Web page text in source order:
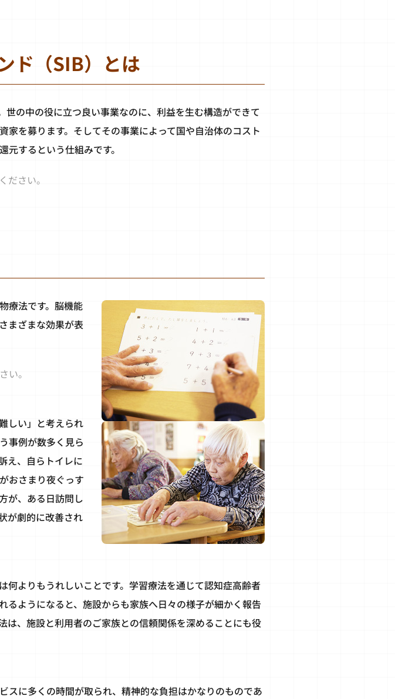
ド（SIB）とは
の中の役に立つ良い事業なのに、利益を生む構造ができて
を募ります。そしてその事業によって国や自治体のコスト
するという仕組みです。
さい。
療法です。脳機能
まざまな効果が表
い。
しい」と考えられ
事例が数多く見ら
え、自らトイレに
おさまり夜ぐっす
が、ある日訪問し
が劇的に改善され
よりもうれしいことです。学習療法を通じて認知症高齢者
ようになると、施設からも家族へ日々の様子が細かく報告
、施設と利用者のご家族との信頼関係を深めることにも役
に多くの時間が取られ、精神的な負担はかなりのものであ